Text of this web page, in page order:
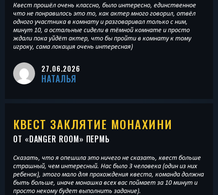
Квест прошёл очень классно, было интересно, единственное
что не понравилось это то, как актер много говорил, отвёл
одного участника в комнату и разговаривал только с ним,
минут 10, а остальные сидели в тёмной комнате и просто
ждали пока уйдёт актер, что бы пройти в комнату к тому
игроку, сама локация очень интересная)
27.06.2026
НАТАЛЬЯ
КВЕСТ ЗАКЛЯТИЕ МОНАХИНИ
ОТ «DANGER ROOM» ПЕРМЬ
Сказать, что я опешила это ничего не сказать, квест больше
страшный, чем интересный. Нас было 3 человека (один из них
ребенок), этого мало для прохождения квеста, команда должна
быть больше, иначе монашка всех вас поймает за 10 минут и
просто некому будет выполнить задание).